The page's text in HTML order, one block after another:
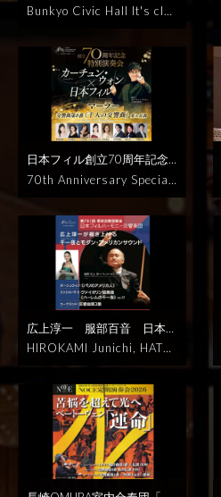
2026大萩康司 ギター・ソロ
Parfum Japonais ～フラ
ンスから届いた音の香り
満 徹：すべては薄明のなか
武満 徹：「ギターのため
の12の歌」より三善 晃：エ
ピターズ三善 晃：ギターの
ための「五つの詩」 [デュオ]
プティ：トッカータフォー
レ：「ドリー組曲」よりブ
ピアソラ：タンゴ組曲2026
年9月4日（金） 14:00JST
Bunkyo Civic Hall It's cla
JI OHAGI, SHINICHIRO T
OKUNAGA TAKEMITSU,
MIYOSHI, FAURE, PIAZZO
LLA etc. 2026/9/4 14:00
日本フィル創立70周年記念
特別演奏会 カーチュン・ウ
マーラー：交響曲第8番
《千人の交響曲》船越亜弥
吉田珠代 三宅理恵 花房英里
子 中島郁子 宮里直樹 青山貴
加藤宏隆視聴期間1ヶ月100
0円税込指揮：カーチュン・
ウォン［首席指揮者］ソプ
ラノⅠ（罪深き女）：船越亜
弥ソプラノⅡ（懺悔する
女）：吉田珠代ソプラノⅢ
アルトⅠ（サマリアの女）：
花房英里子アルトⅡ（エジ
プトのマリア）：中島郁子
テノール（マリア崇敬の博
士）：宮里直樹バリトン
（法悦の教父）：青山貴
70th Anniversary Special
Concert Kahchun WONG,
Japan Philharmonic Orch
Mahler: Symphony
No. 8 "Symphony of a Tho
usand"￥1000, Available
for 1month Conductor: Ka
hchun Wong [Chief Condu
ctor]Soprano I (Sinful Wo
man): Aya Funakoshi Sopr
ano II (Confessor): Tamay
Lady of Glory): Rie Miyake
Alto I (The Samaritan Wo
man): Eriko HanafusaAlt
o II (Mary of Egypt): Ikuko
NakajimaTenor (Doctor of
the Venerable Mary): Nao
広上淳一 服部百音 日本フ
ィルハーモニー交響楽団ガ
ーシュウィン F.サイ コー
プランド販売終了ガーシュ
ウィン：《パリのアメリカ
ファジル・サイ：ヴァ
イオリン協奏曲《ハーレムの
千一夜》 op.25E.イザイ：無
伴奏ヴァイオリンソナタ第3
番ニ短調『バラード』（アン
HIROKAMI Junichi, HATT
ORI Mone, JPO
Fazil Say, Copland￥100
0, Available for 1 month.
Gershwin: An American in
ParisFazil Say: Violin Co
ncerto "A Thousand and O
ne Nights in Harlem" Op.
25Ysaÿe: Sonata for Solo